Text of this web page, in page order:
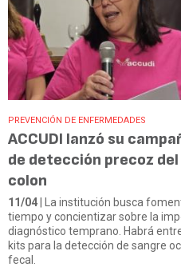
PREVENCIÓN DE ENFERMEDADES
ACCUDI lanzó su
de detección precoz
colon
11/04| La institución busca
tiempo y concientizar sobre la
diagnóstico temprano. Habrá
kits para la detección de sangre
fecal.